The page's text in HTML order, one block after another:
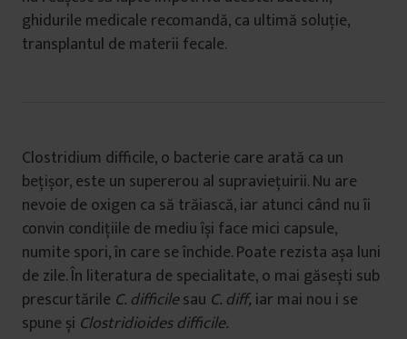
ghidurile medicale recomandă, ca ultimă soluție,
transplantul de materii fecale.
Clostridium difficile, o bacterie care arată ca un
bețișor, este un supererou al supraviețuirii. Nu are
nevoie de oxigen ca să trăiască, iar atunci când nu îi
convin condițiile de mediu își face mici capsule,
numite spori, în care se închide. Poate rezista așa luni
de zile. În literatura de specialitate, o mai găsești sub
prescurtările C. difficilesau C. diff, iar mai nou i se
spune și Clostridioides difficile.